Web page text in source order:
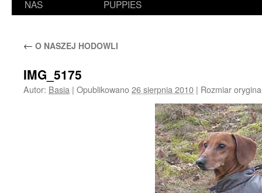
NAS
PUPPIES
← O NASZEJ HODOWLI
IMG_5175
Autor: Basia | Opublikowano26 sierpnia 2010 | Rozmiar